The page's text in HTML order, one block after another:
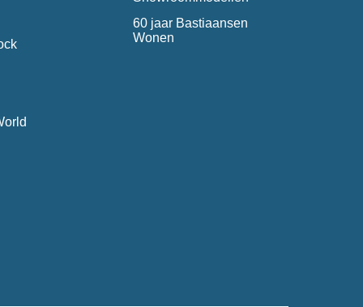
60 jaar Bastiaansen
Wonen